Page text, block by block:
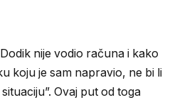
nije vodio računa i kako
koju je sam napravio, ne bi li
Ovaj put od toga